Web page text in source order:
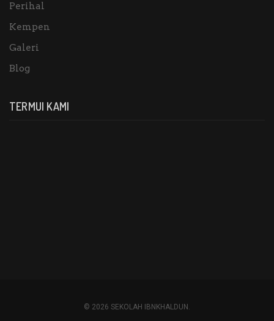
Perihal
Kempen
Galeri
Blog
TERMUI KAMI
© 2026 SEKOLAH IBNKHALDUN.